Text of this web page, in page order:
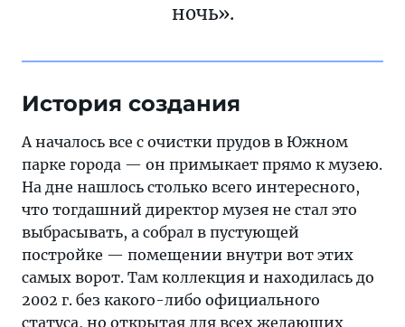
ночь».
История создания
А началось все с очистки прудов в Южном
парке города — он примыкает прямо к музею.
На дне нашлось столько всего интересного,
что тогдашний директор музея не стал это
выбрасывать, а собрал в пустующей
постройке — помещении внутри вот этих
самых ворот. Там коллекция и находилась до
2002 г. без какого-либо официального
статуса, но открытая для всех желающих